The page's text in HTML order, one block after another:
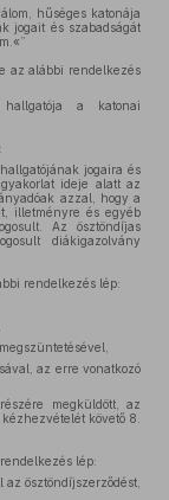
hűséges katonája
jogait és szabadságát
az alábbi rendelkezés
hallgatója a katonai
jogaira és
ideje alatt az
azzal, hogy a
illetményre és egyéb
Az ösztöndíjas
diákigazolvány
rendelkezés lép:
az erre vonatkozó
megküldött, az
követő 8.
lép:
ösztöndíjszerződést,